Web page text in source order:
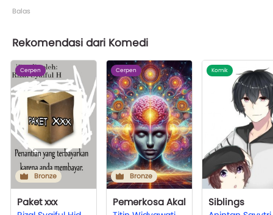
Balas
Rekomendasi dari Komedi
Cerpen
Bronze
Paket xxx
Cerpen
Bronze
Pemerkosa Akal
Komik
Siblings